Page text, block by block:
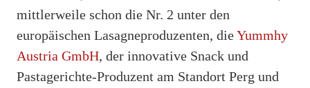
mittlerweile schon die Nr. 2 unter den
europäischen Lasagneproduzenten, dieYummhy
Austria GmbH, der innovative Snack und
Pastagerichte-Produzent am Standort Perg und